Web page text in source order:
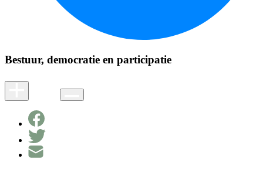
Bestuur, democratie en participatie